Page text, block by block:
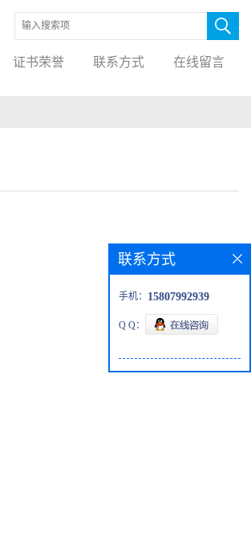
证书荣誉 联系方式 在线留言
联系方式
手机： 15807992939
Q Q：